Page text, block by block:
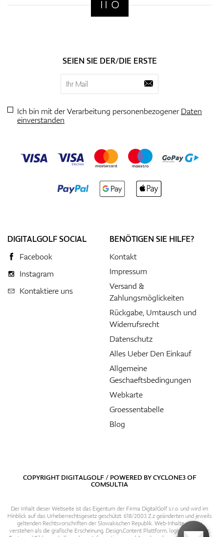
SEIEN SIE DER/DIE ERSTE
Ich bin mit der Verarbeitung personenbezogenerDaten
einverstanden
DIGITALGOLF SOCIAL
Facebook
Instagram
Kontaktiere uns
BENÖTIGEN SIE HILFE?
Kontakt
Impressum
Versand &
Zahlungsmöglickeiten
Rückgabe, Umtausch und
Widerrufsrecht
Datenschutz
Alles Ueber Den Einkauf
Allgemeine
Geschaeftsbedingungen
Webkarte
Groessentabelle
Blog
COPYRIGHT DIGITALGOLF / POWERED BYCYCLONE3OF
COMSULTIA
Der Inhalt dieser Webseite ist das Eigentum der Firma DigitalGolf s.r.o. und wird im
Hinblick auf das Urheberrechtsgesetz geschützt. 618/2003 Z.z geänderten und jeweils
geltenden Rechtsvorschriften der Slowakischen Republik. Web-Inhalte sind zu
verstehen als die grafische Erscheinung, Design,Content Plattform, logische Struktur,